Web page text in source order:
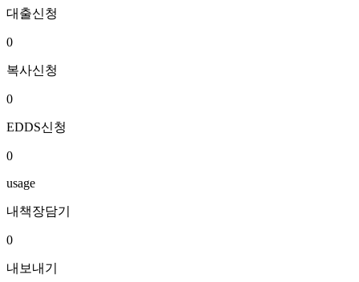
대출신청
0
복사신청
0
EDDS신청
0
usage
내책장담기
0
내보내기